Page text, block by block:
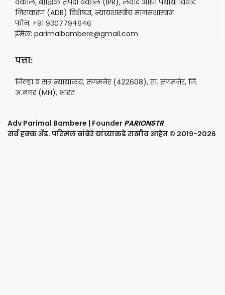
वकील, बौद्धिक संपदा वकील (IPR), लवाद आणि पर्यायी विवाद
निराकरण (ADR) विशेषज्ञ, न्यायशास्त्रीय मानसशास्त्रज्ञ
फोन: +९१ ९३०७७९४६४६
ईमेल: parimalbambere@gmail.com
पत्ता:
जिल्हा व सत्र न्यायालय, संगमनेर (422608), ता. संगमनेर, जि.
अ.नगर (MH), भारत
Adv Parimal Bambere | Founder PARIONSTR
सर्व हक्क ॲड. परिमल बांबेरे यांच्याकडे राखीव आहेत © २०१९-२०२६